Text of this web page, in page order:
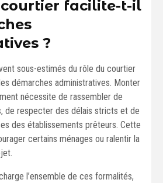
facilite-t-il
?
sous-estimés du rôle du courtier
démarches administratives. Monter
nécessite de rassembler de
de respecter des délais stricts et de
des établissements prêteurs. Cette
certains ménages ou ralentir la
l’ensemble de ces formalités,